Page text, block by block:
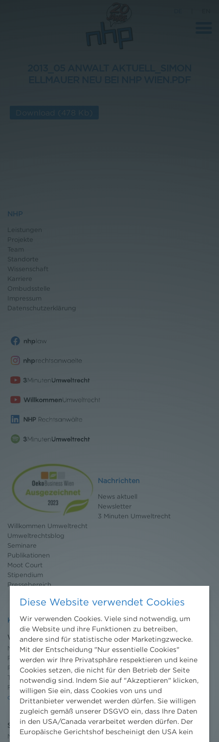
Download (478 Kb)
NHP
Leistungen
Projekte
Team
Standorte
Wissenschaft
Karriere
Ombudsstelle
Impressum
Datenschutzerklärung
Nachrichten
News aktuell
Newsletter
3 Minuten Umweltrecht
Willkommen Umweltrecht
Umweltrechtsblog
Seminare
Publikationen
Moot Court
Stipendium
Pressebereich
Kontakt
Wien
Niederhuber & Partner
Rechtsanwälte GmbH
Reisnerstraße 53, 1030 Wien
T:
+43 1 513 21 24-0
F: +43 1 513 21 24-300
office@nhp.eu
Salzburg
Niederhuber & Partner
Diese Website verwendet Cookies
Wir verwenden Cookies. Viele sind notwendig, um
die Website und ihre Funktionen zu betreiben,
andere sind für statistische oder Marketingzwecke.
Mit der Entscheidung "Nur essentielle Cookies"
werden wir Ihre Privatsphäre respektieren und keine
Cookies setzen, die nicht für den Betrieb der Seite
notwendig sind. Indem Sie auf "Akzeptieren" klicken,
willigen Sie ein, dass Cookies von uns und
Drittanbieter verwendet werden dürfen. Sie willigen
zugleich gemäß unserer DSGVO ein, dass Ihre Daten
in den USA/Canada verarbeitet werden dürfen. Der
Europäische Gerichtshof bescheinigt den USA kein